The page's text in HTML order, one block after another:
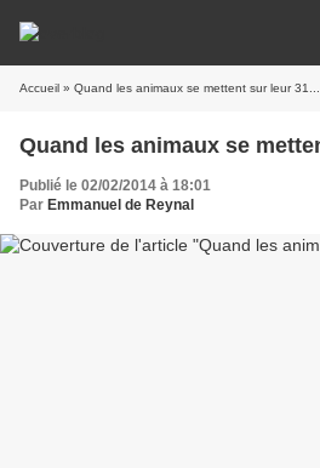
Accueil » Quand les animaux se mettent sur leur 31...
Quand les animaux se
Publié le 02/02/2014 à 18:01
Par Emmanuel de Reynal